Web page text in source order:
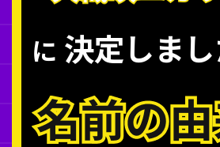
に 決定しまし